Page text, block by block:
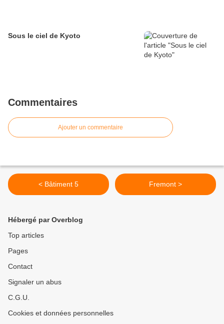
Sous le ciel de Kyoto
Commentaires
Ajouter un commentaire
< Bâtiment 5 Fremont >
Hébergé par Overblog
Top articles
Pages
Contact
Signaler un abus
C.G.U.
Cookies et données personnelles